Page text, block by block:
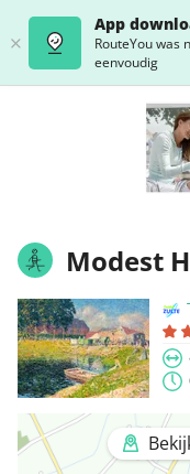
App
RouteYou was
eenvoudig
Modest